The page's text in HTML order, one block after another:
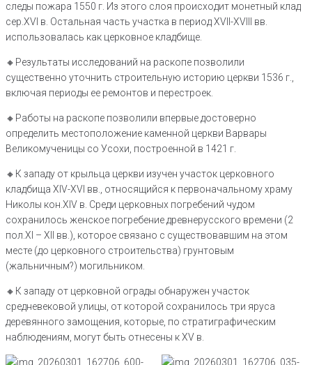
следы пожара 1550 г. Из этого слоя происходит монетный клад
сер.XVI в. Остальная часть участка в период XVII-XVIII вв.
использовалась как церковное кладбище.
🔸️Результаты исследований на раскопе позволили
существенно уточнить строительную историю церкви 1536 г.,
включая периоды ее ремонтов и перестроек.
🔸️Работы на раскопе позволили впервые достоверно
определить местоположение каменной церкви Варвары
Великомученицы со Усохи, построенной в 1421 г.
🔸️К западу от крыльца церкви изучен участок церковного
кладбища XIV-XVI вв., относящийся к первоначальному храму
Николы кон.XIV в. Среди церковных погребений чудом
сохранилось женское погребение древнерусского времени (2
пол.XI – XII вв.), которое связано с существовавшим на этом
месте (до церковного строительства) грунтовым
(жальничным?) могильником.
🔸️К западу от церковной ограды обнаружен участок
средневековой улицы, от которой сохранилось три яруса
деревянного замощения, которые, по стратиграфическим
наблюдениям, могут быть отнесены к XV в.